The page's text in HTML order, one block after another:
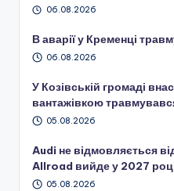
06.08.2026
В аварії у Кременці
06.08.2026
У Козівській громаді
вантажівкою
05.08.2026
Audi не відмовляється
Allroad вийде у 2027
05.08.2026